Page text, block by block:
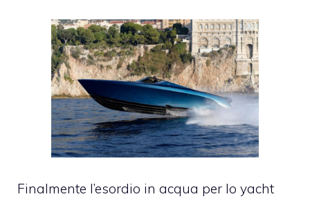
Finalmente l’esordio in acqua per lo yacht